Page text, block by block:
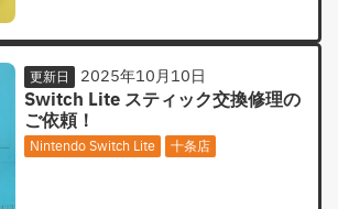
更新日 2025年10月10日
Switch Lite スティック交換修理の
ご依頼！
Nintendo Switch Lite 十条店